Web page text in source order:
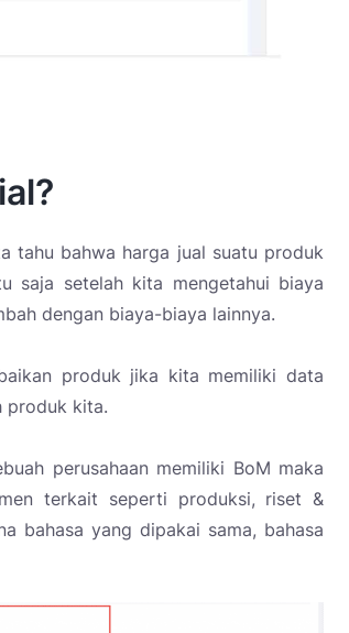
tahu bahwa harga jual suatu produk
saja setelah kita mengetahui biaya
dengan biaya-biaya lainnya.
produk jika kita memiliki data
produk kita.
perusahaan memiliki BoM maka
terkait seperti produksi, riset &
bahasa yang dipakai sama, bahasa